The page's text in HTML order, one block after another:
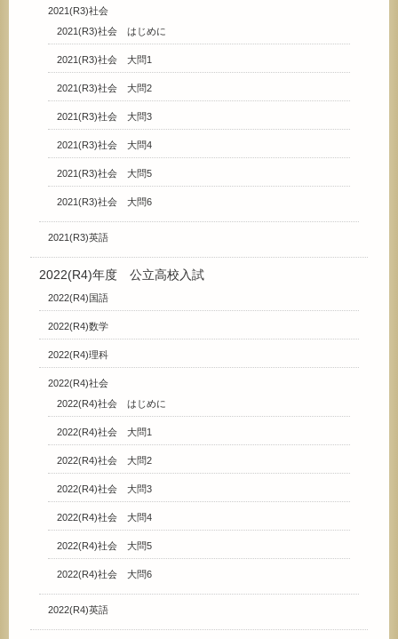
2021(R3)社会
2021(R3)社会 はじめに
2021(R3)社会 大問1
2021(R3)社会 大問2
2021(R3)社会 大問3
2021(R3)社会 大問4
2021(R3)社会 大問5
2021(R3)社会 大問6
2021(R3)英語
2022(R4)年度 公立高校入試
2022(R4)国語
2022(R4)数学
2022(R4)理科
2022(R4)社会
2022(R4)社会 はじめに
2022(R4)社会 大問1
2022(R4)社会 大問2
2022(R4)社会 大問3
2022(R4)社会 大問4
2022(R4)社会 大問5
2022(R4)社会 大問6
2022(R4)英語